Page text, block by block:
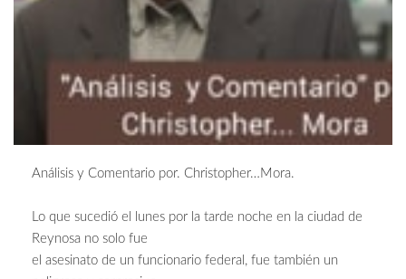
Análisis y Comentario por. Christopher…Mora.
Lo que sucedió el lunes por la tarde noche en la ciudad de
Reynosa no solo fue
el asesinato de un funcionario federal, fue también un